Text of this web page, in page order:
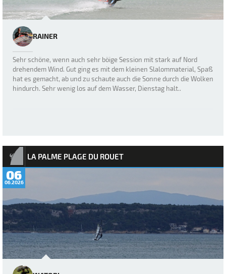
RAINER
Sehr schöne, wenn auch sehr böige Session mit stark auf Nord
drehendem Wind. Gut ging es mit dem kleinen Slalommaterial, Spaß
hat es gemacht, ab und zu schaute auch die Sonne durch die Wolken
hindurch. Sehr wenig los auf dem Wasser, Dienstag halt..
LA PALME PLAGE DU ROUET
06
06.2026